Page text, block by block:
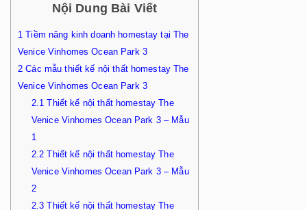
Nội Dung Bài Viết
1 Tiềm năng kinh doanh homestay tại The
Venice Vinhomes Ocean Park 3
2 Các mẫu thiết kế nội thất homestay The
Venice Vinhomes Ocean Park 3
2.1 Thiết kế nội thất homestay The
Venice Vinhomes Ocean Park 3 – Mẫu
1
2.2 Thiết kế nội thất homestay The
Venice Vinhomes Ocean Park 3 – Mẫu
2
2.3 Thiết kế nội thất homestay The